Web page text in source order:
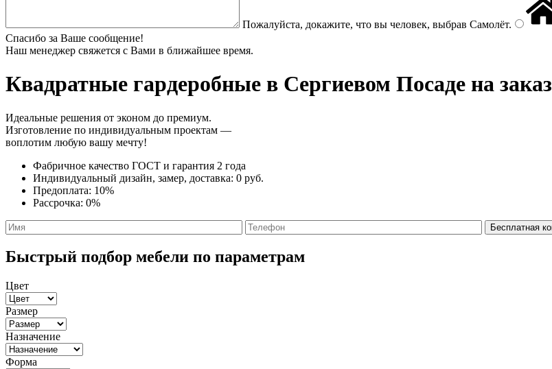
Пожалуйста, докажите, что вы человек, выбрав Самолёт.
Спасибо за Ваше сообщение!
Наш менеджер свяжется с Вами в ближайшее время.
Квадратные гардеробные в Сергиевом Посаде на заказ
Идеальные решения от эконом до премиум.
Изготовление по индивидуальным проектам —
воплотим любую вашу мечту!
Фабричное качество ГОСТ и гарантия 2 года
Индивидуальный дизайн, замер, доставка: 0 руб.
Предоплата: 10%
Рассрочка: 0%
Быстрый подбор мебели по параметрам
Цвет
Размер
Назначение
Форма